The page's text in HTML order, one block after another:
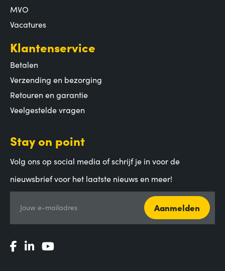
MVO
Vacatures
Klantenservice
Betalen
Verzending en bezorging
Retouren en garantie
Veelgestelde vragen
Stay on point
Volg ons op social media of schrijf je in voor de
nieuwsbrief voor het laatste nieuws en meer!
Jouw e-mailadres Aanmelden